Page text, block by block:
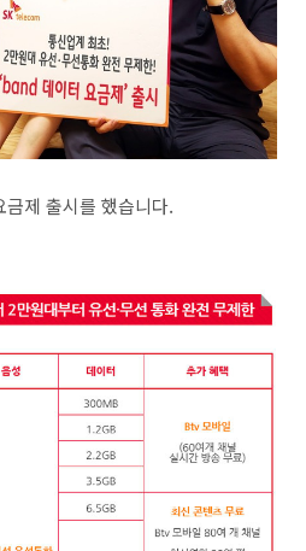
제 출시를 했습니다.